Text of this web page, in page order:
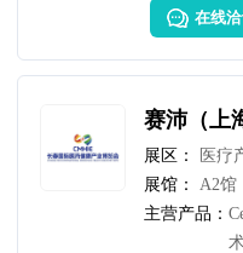
在线
赛沛（上
展区：
医疗
展馆：
A2馆
主营产品：